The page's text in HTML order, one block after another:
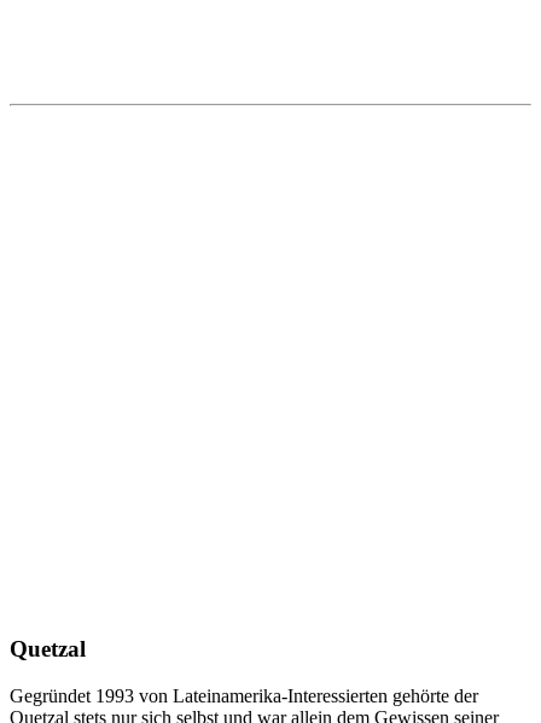
Quetzal
Gegründet 1993 von Lateinamerika-Interessierten gehörte der
Quetzal stets nur sich selbst und war allein dem Gewissen seiner